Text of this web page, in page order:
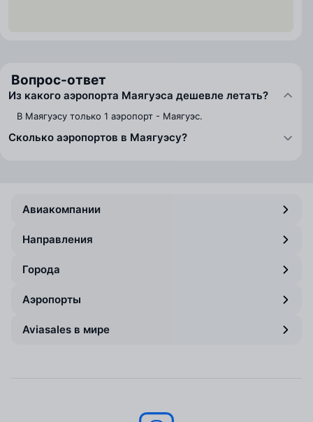
Вопрос-ответ
Из какого аэропорта Маягуэса дешевле летать?
В Маягуэсу только 1 аэропорт - Маягуэс.
Сколько аэропортов в Маягуэсу?
Авиакомпании
Направления
Города
Аэропорты
Aviasales в мире